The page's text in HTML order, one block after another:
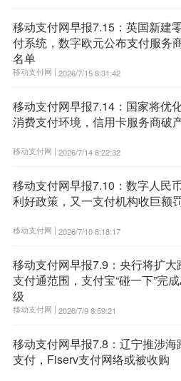
移动支付网早报7.15：英国新建
付系统，数字欧元公布支付服务
名单
移动支付网 | 2026/7/15 8:31:42
移动支付网早报7.14：国家将优
消费支付环境，信用卡服务商破
移动支付网 | 2026/7/14 8:22:32
移动支付网早报7.10：数字人民
利好政策，又一支付机构收巨额
移动支付网 | 2026/7/10 8:18:17
移动支付网早报7.9：央行将扩大
支付通范围，支付宝“碰一下”完
级
移动支付网 | 2026/7/9 8:59:21
移动支付网早报7.8：辽宁推涉海
支付，Fiserv支付网络或被收购